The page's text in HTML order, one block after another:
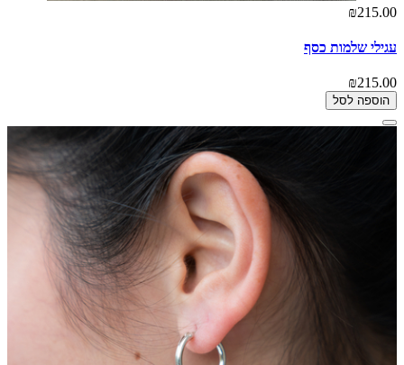
₪215.00
עגילי שלמות כסף
₪215.00
הוספה לסל